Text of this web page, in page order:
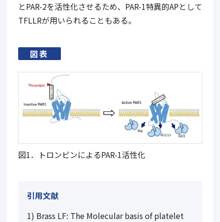
とPAR-2を活性化させるため、PAR-1特異的APとして
TFLLRが用いられることもある。
図表
図1．トロンビンによるPAR-1活性化
引用文献
1) Brass LF: The Molecular basis of platelet